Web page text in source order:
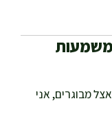
משמעות
מבוגרים, אני